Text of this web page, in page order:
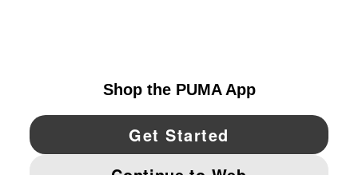
YouTube Twitter Pinterest